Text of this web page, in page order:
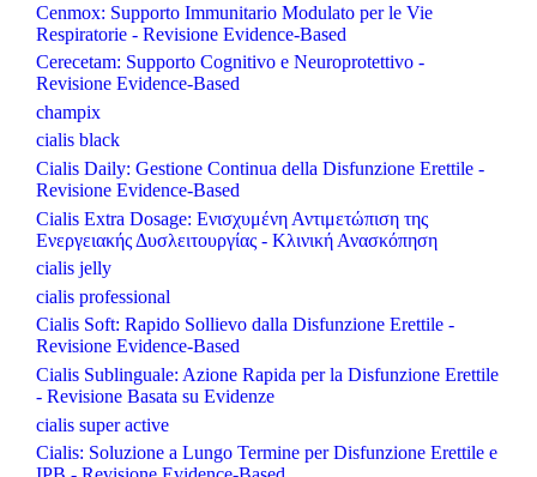
Cenmox: Supporto Immunitario Modulato per le Vie
Respiratorie - Revisione Evidence-Based
Cerecetam: Supporto Cognitivo e Neuroprotettivo -
Revisione Evidence-Based
champix
cialis black
Cialis Daily: Gestione Continua della Disfunzione Erettile -
Revisione Evidence-Based
Cialis Extra Dosage: Ενισχυμένη Αντιμετώπιση της
Ενεργειακής Δυσλειτουργίας - Κλινική Ανασκόπηση
cialis jelly
cialis professional
Cialis Soft: Rapido Sollievo dalla Disfunzione Erettile -
Revisione Evidence-Based
Cialis Sublinguale: Azione Rapida per la Disfunzione Erettile
- Revisione Basata su Evidenze
cialis super active
Cialis: Soluzione a Lungo Termine per Disfunzione Erettile e